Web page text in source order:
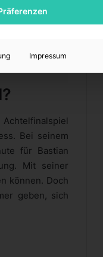
Bei seinem
für Bastian
Mit seiner
können. Doch
geben, sich
Impressum